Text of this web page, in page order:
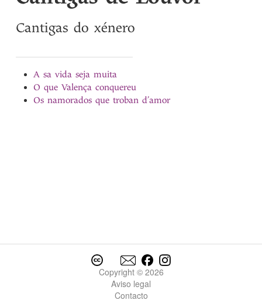
Cantigas do xénero
A sa vida seja muita
O que Valença conquereu
Os namorados que troban d’amor
Copyright © 2026
Aviso legal
Contacto